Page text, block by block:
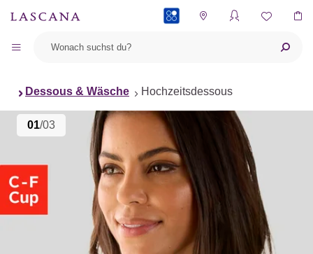
Dessous & Wäsche Hochzeitsdessous
01/03